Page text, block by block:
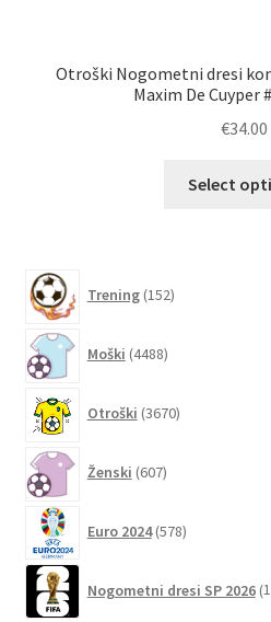
Otroški Nogometni dresi
Maxim De Cuyper
€34.00
Select
Trening 152izdelkov
Moški 4488izdelkov
Otroški 3670izdelkov
Ženski 607izdelkov
Euro 2024 578izdelkov
Nogometni dresi SP 2026